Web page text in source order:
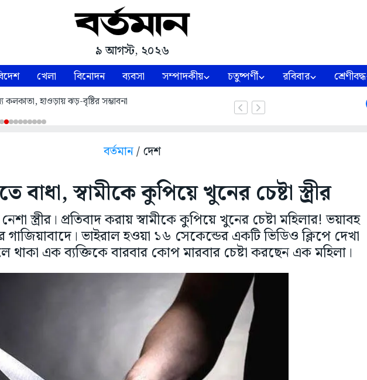
৯ আগস্ট, ২০২৬
খেলা বিনোদন ব্যবসা সম্পাদকীয় চতুষ্পর্ণী রবিবার শ্রেণীবদ্ধ
হাওড়ায় ঝড়-বৃষ্টির সম্ভাবনা
বর্তমান/ দেশ
বাধা, স্বামীকে কুপিয়ে খুনের চেষ্টা স্ত্রীর
স্ত্রীর। প্রতিবাদ করায় স্বামীকে কুপিয়ে খুনের চেষ্টা মহিলার! ভয়াবহ
গাজিয়াবাদে। ভাইরাল হওয়া ১৬ সেকেন্ডের একটি ভিডিও ক্লিপে দেখা
থাকা এক ব্যক্তিকে বারবার কোপ মারবার চেষ্টা করছেন এক মহিলা।